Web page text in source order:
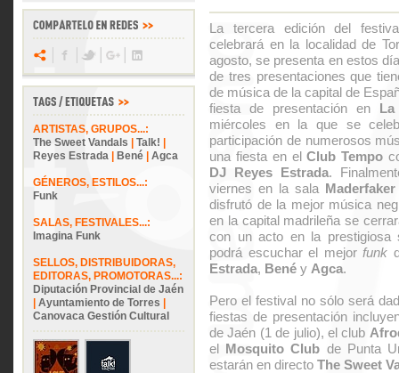
ARTISTAS, GRUPOS...:
The Sweet Vandals
Talk!
Reyes Estrada
Bené Agca
GÉNEROS, ESTILOS...:
Funk
SALAS, FESTIVALES...:
Imagina Funk
SELLOS, DISTRIBUIDORAS,
EDITORAS, PROMOTORAS...:
Diputación Provincial de Jaén
Ayuntamiento de Torres
Canovaca Gestión Cultural
La tercera edición del
celebrará en la localidad de
agosto, se presenta en estos
de tres presentaciones que
de música de la capital de
fiesta de presentación en
miércoles en la que se
participación de numerosos
una fiesta en elClub Tempo
DJ Reyes Estrada.
viernes en la sala Maderfaker
disfrutó de la mejor música
en la capital madrileña se
con un acto en la
podrá escuchar el mejor funk
Estrada, Bené y Agca.
Pero el festival no sólo será
fiestas de presentación
de Jaén (1 de julio), el club
el Mosquito Club de Punta
estarán en directo The Sweet